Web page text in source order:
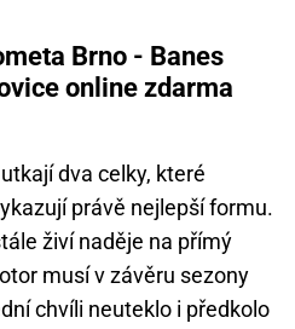
Brno - Banes
online zdarma
dva celky, které
právě nejlepší formu.
živí naděje na přímý
musí v závěru sezony
chvíli neuteklo i předkolo